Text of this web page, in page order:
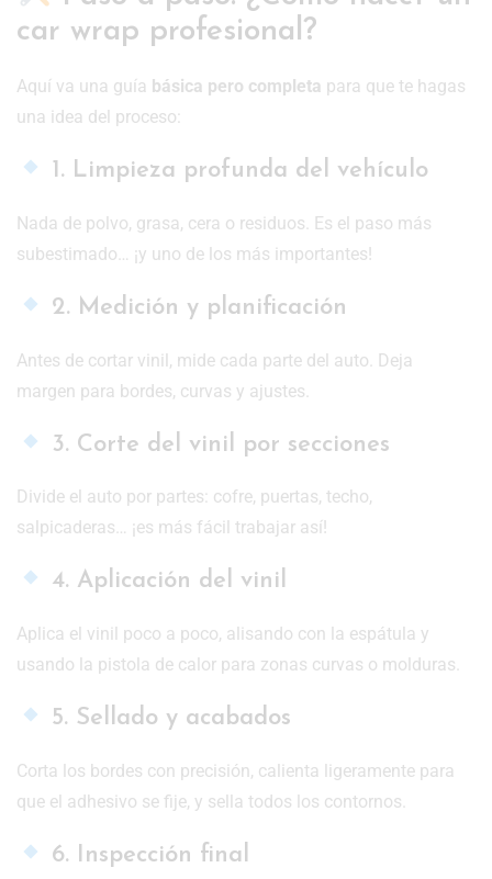
car wrap profesional?
Aquí va una guía básica pero completa para que te hagas
una idea del proceso:
1. Limpieza profunda del vehículo
Nada de polvo, grasa, cera o residuos. Es el paso más
subestimado… ¡y uno de los más importantes!
2. Medición y planificación
Antes de cortar vinil, mide cada parte del auto. Deja
margen para bordes, curvas y ajustes.
3. Corte del vinil por secciones
Divide el auto por partes: cofre, puertas, techo,
salpicaderas… ¡es más fácil trabajar así!
4. Aplicación del vinil
Aplica el vinil poco a poco, alisando con la espátula y
usando la pistola de calor para zonas curvas o molduras.
5. Sellado y acabados
Corta los bordes con precisión, calienta ligeramente para
que el adhesivo se fije, y sella todos los contornos.
6. Inspección final